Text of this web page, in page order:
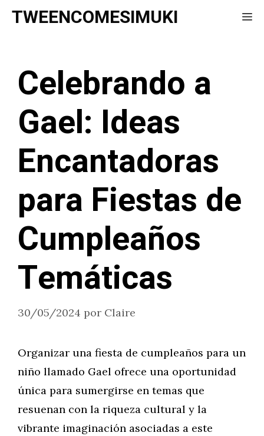
Saltar
TWEENCOMESIMUKI
Celebrando a
Gael: Ideas
Encantadoras
para Fiestas de
Cumpleaños
Temáticas
30/05/2024 por Claire
Organizar una fiesta de cumpleaños para un
niño llamado Gael ofrece una oportunidad
única para sumergirse en temas que
resuenan con la riqueza cultural y la
vibrante imaginación asociadas a este